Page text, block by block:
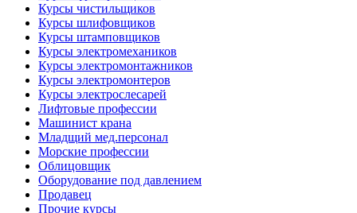
Курсы чистильщиков
Курсы шлифовщиков
Курсы штамповщиков
Курсы электромехаников
Курсы электромонтажников
Курсы электромонтеров
Курсы электрослесарей
Лифтовые профессии
Машинист крана
Младщий мед.персонал
Морские профессии
Облицовщик
Оборудование под давлением
Продавец
Прочие курсы